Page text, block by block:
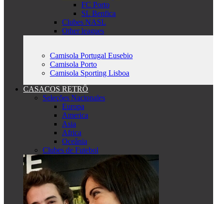
FC Porto
SL Benfica
Clubes NASL
Other leagues
Camisola Portugal Eusebio
Camisola Porto
Camisola Sporting Lisboa
CASACOS RETRÔ
Seleções Nacionales
Europa
America
Asia
Africa
Oceânia
Clubes de Futebol